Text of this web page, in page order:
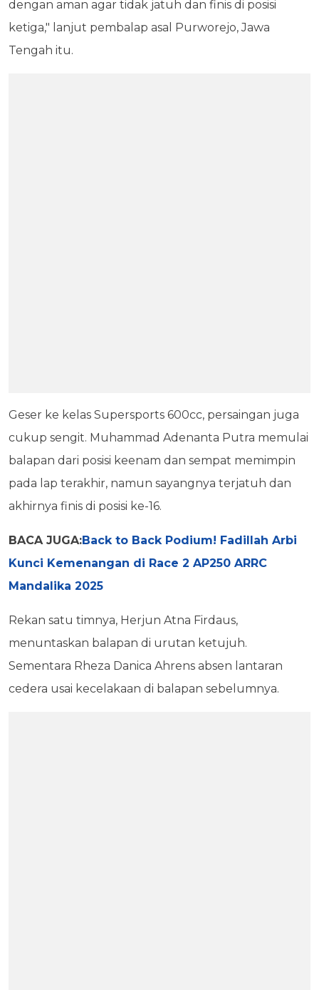
dengan aman agar tidak jatuh dan finis di posisi
ketiga," lanjut pembalap asal Purworejo, Jawa
Tengah itu.
Geser ke kelas Supersports 600cc, persaingan juga
cukup sengit. Muhammad Adenanta Putra memulai
balapan dari posisi keenam dan sempat memimpin
pada lap terakhir, namun sayangnya terjatuh dan
akhirnya finis di posisi ke-16.
BACA JUGA:Back to Back Podium! Fadillah Arbi
Kunci Kemenangan di Race 2 AP250 ARRC
Mandalika 2025
Rekan satu timnya, Herjun Atna Firdaus,
menuntaskan balapan di urutan ketujuh.
Sementara Rheza Danica Ahrens absen lantaran
cedera usai kecelakaan di balapan sebelumnya.